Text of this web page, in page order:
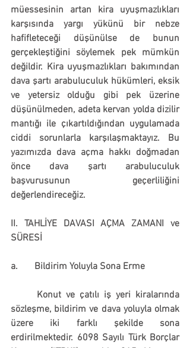
müessesinin artan kira uyuşmazlıkları
karşısında yargı yükünü bir nebze
hafifleteceği düşünülse de bunun
gerçekleştiğini söylemek pek mümkün
değildir. Kira uyuşmazlıkları bakımından
dava şartı arabuluculuk hükümleri, eksik
ve yetersiz olduğu gibi pek üzerine
düşünülmeden, adeta kervan yolda dizilir
mantığı ile çıkartıldığından uygulamada
ciddi sorunlarla karşılaşmaktayız. Bu
yazımızda dava açma hakkı doğmadan
önce dava şartı arabuluculuk
başvurusunun geçerliliğini
değerlendireceğiz.
II. TAHLİYE DAVASI AÇMA ZAMANI ve
SÜRESİ
a.       Bildirim Yoluyla Sona Erme
sözleşme, bildirim ve dava yoluyla olmak
üzere iki farklı şekilde sona
erdirilmektedir. 6098 Sayılı Türk Borçlar